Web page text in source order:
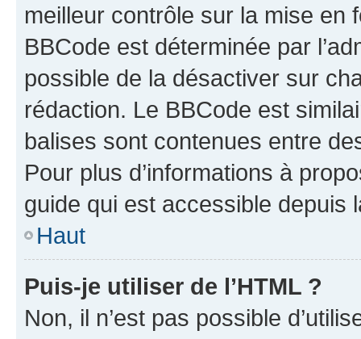
meilleur contrôle sur la mise en
BBCode est déterminée par
possible de la désactiver sur
rédaction. Le BBCode est
balises sont contenues entre
Pour plus d’informations à
guide qui est accessible depuis
Haut
Puis-je utiliser de l’HTML ?
Non, il n’est pas possible